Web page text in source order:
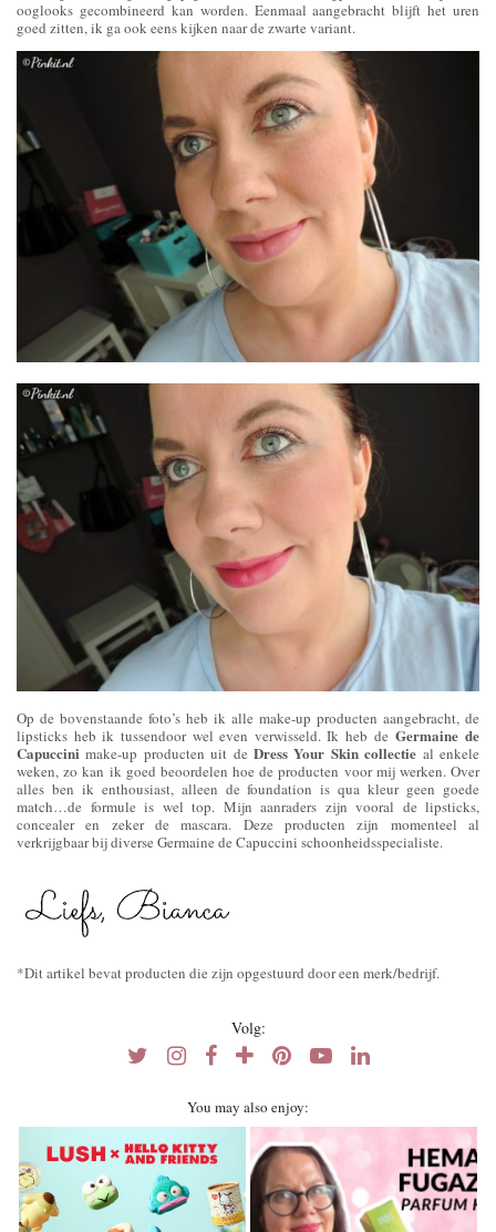
ooglooks gecombineerd kan worden. Eenmaal aangebracht blijft het uren
goed zitten, ik ga ook eens kijken naar de zwarte variant.
Op de bovenstaande foto’s heb ik alle make-up producten aangebracht, de
lipsticks heb ik tussendoor wel even verwisseld. Ik heb deGermaine de
Capuccini make-up producten uit de Dress Your Skin collectie al enkele
weken, zo kan ik goed beoordelen hoe de producten voor mij werken. Over
alles ben ik enthousiast, alleen de foundation is qua kleur geen goede
match…de formule is wel top. Mijn aanraders zijn vooral de lipsticks,
concealer en zeker de mascara. Deze producten zijn momenteel al
verkrijgbaar bij diverse Germaine de Capuccini schoonheidsspecialiste.
*Dit artikel bevat producten die zijn opgestuurd door een merk/bedrijf.
Volg:
You may also enjoy: